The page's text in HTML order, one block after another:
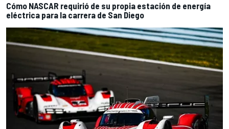
Cómo NASCAR requirió de su propia estación de energía
eléctrica para la carrera de San Diego